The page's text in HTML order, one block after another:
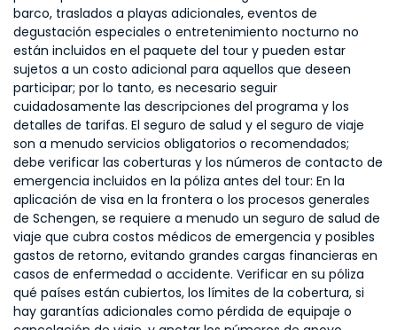
barco, traslados a playas adicionales, eventos de
degustación especiales o entretenimiento nocturno no
están incluidos en el paquete del tour y pueden estar
sujetos a un costo adicional para aquellos que deseen
participar; por lo tanto, es necesario seguir
cuidadosamente las descripciones del programa y los
detalles de tarifas. El seguro de salud y el seguro de viaje
son a menudo servicios obligatorios o recomendados;
debe verificar las coberturas y los números de contacto de
emergencia incluidos en la póliza antes del tour: En la
aplicación de visa en la frontera o los procesos generales
de Schengen, se requiere a menudo un seguro de salud de
viaje que cubra costos médicos de emergencia y posibles
gastos de retorno, evitando grandes cargas financieras en
casos de enfermedad o accidente. Verificar en su póliza
qué países están cubiertos, los límites de la cobertura, si
hay garantías adicionales como pérdida de equipaje o